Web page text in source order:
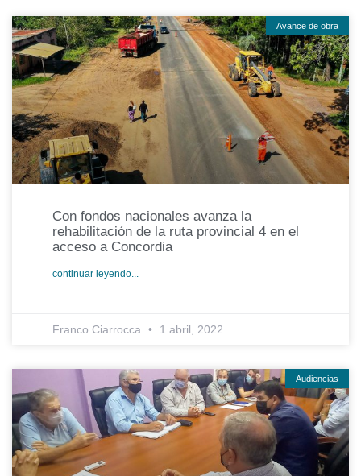
Avance de obra
Con fondos nacionales avanza la
rehabilitación de la ruta provincial 4 en el
acceso a Concordia
continuar leyendo...
Franco Ciarrocca 1 abril, 2022
Audiencias